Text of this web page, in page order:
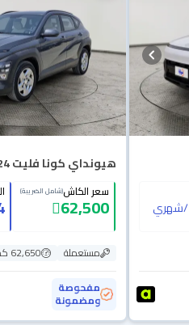
/شهري
هيونداي كونا فليت 2024
سعر الكاش(شامل الضريبة)
62,500
مستعملة
62,650 كم
مفحوصة
ومضمونة